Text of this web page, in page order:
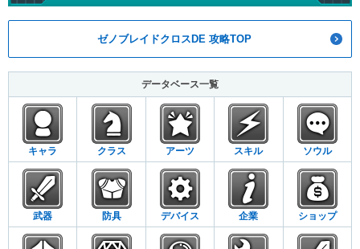
ゼノブレイドクロスDE 攻略TOP
データベース一覧
キャラ クラス アーツ スキル ソウル
武器 防具 デバイス 企業 ショップ